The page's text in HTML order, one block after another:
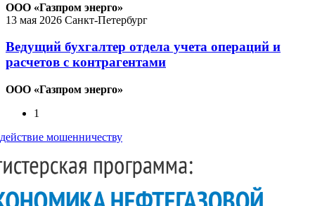
ООО «Газпром энерго»
13 мая 2026 Санкт-Петербург
Ведущий бухгалтер отдела учета операций и
расчетов с контрагентами
ООО «Газпром энерго»
1
мошенничеству